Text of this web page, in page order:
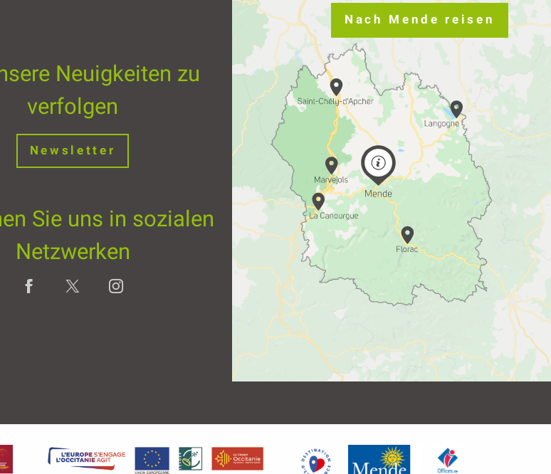
Neuigkeiten zu
verfolgen
Newsletter
Sie uns in sozialen
Netzwerken
Nach Mende reisen